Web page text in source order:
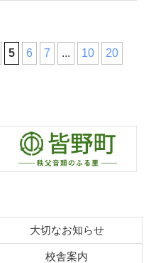
5 6 7 ... 10 20
大切なお知らせ
校舎案内